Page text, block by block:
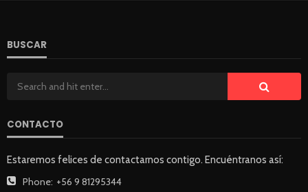
BUSCAR
CONTACTO
Estaremos felices de contactarnos contigo. Encuéntranos así:
Phone: +56 9 81295344